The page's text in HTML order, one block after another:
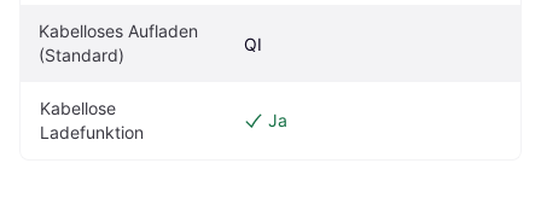
Kabelloses Aufladen
(Standard)
QI
Kabellose
Ladefunktion
Ja